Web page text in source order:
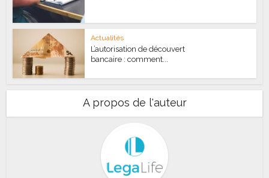
Actualités
L’autorisation de découvert
bancaire : comment...
A propos de l'auteur